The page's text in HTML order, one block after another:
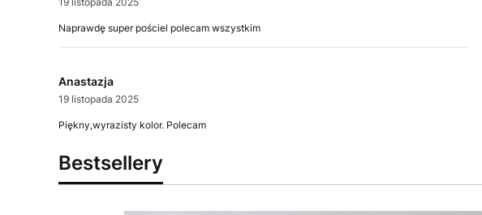
Naprawdę super pościel polecam wszystkim
Anastazja
19 listopada 2025
Piękny,wyrazisty kolor. Polecam
Bestsellery